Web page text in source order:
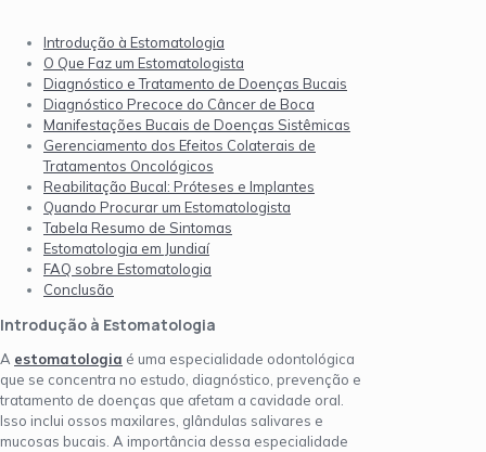
Introdução à Estomatologia
O Que Faz um Estomatologista
Diagnóstico e Tratamento de Doenças Bucais
Diagnóstico Precoce do Câncer de Boca
Manifestações Bucais de Doenças Sistêmicas
Gerenciamento dos Efeitos Colaterais de
Tratamentos Oncológicos
Reabilitação Bucal: Próteses e Implantes
Quando Procurar um Estomatologista
Tabela Resumo de Sintomas
Estomatologia em Jundiaí
FAQ sobre Estomatologia
Conclusão
Introdução à Estomatologia
A estomatologia é uma especialidade odontológica
que se concentra no estudo, diagnóstico, prevenção e
tratamento de doenças que afetam a cavidade oral.
Isso inclui ossos maxilares, glândulas salivares e
mucosas bucais. A importância dessa especialidade